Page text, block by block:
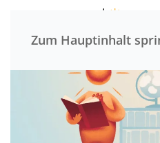
Zum Hauptinhalt